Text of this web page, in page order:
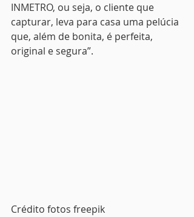
INMETRO, ou seja, o cliente que
capturar, leva para casa uma pelúcia
que, além de bonita, é perfeita,
original e segura”.
Crédito fotos freepik